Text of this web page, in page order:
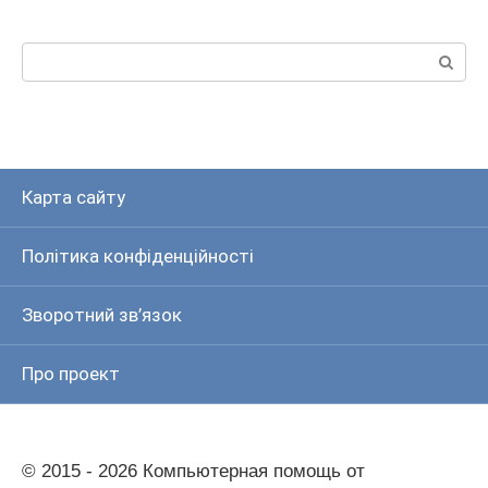
Карта сайту
Політика конфіденційності
Зворотний зв’язок
Про проект
© 2015 - 2026 Компьютерная помощь от